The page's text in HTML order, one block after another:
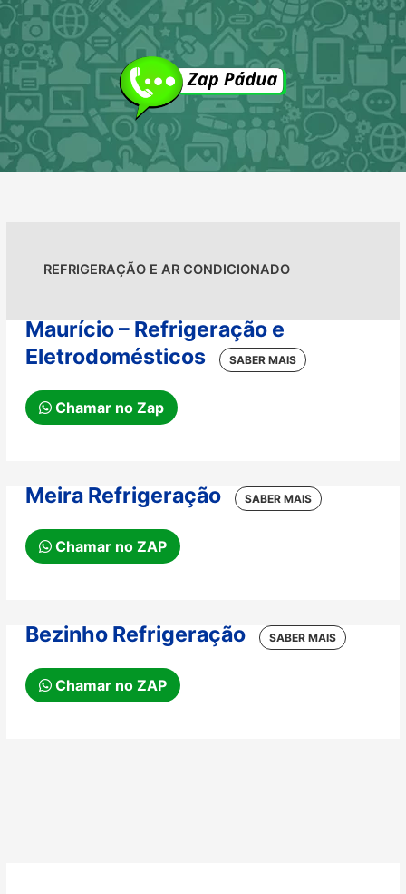
Ir
para
o
conteúdo
REFRIGERAÇÃO E AR CONDICIONADO
Maurício – Refrigeração e
Eletrodomésticos
Chamar no Zap
Meira Refrigeração
Chamar no ZAP
Bezinho Refrigeração
Chamar no ZAP